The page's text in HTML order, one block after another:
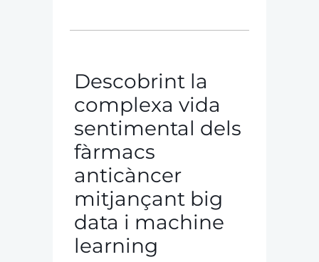
Descobrint la
complexa vida
sentimental dels
fàrmacs
anticàncer
mitjançant big
data i machine
learning